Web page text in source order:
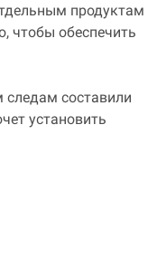
продуктам
чтобы обеспечить
составили
установить